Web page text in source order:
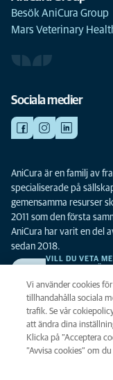
Besök AniCura Group
Mars Veterinary
Sociala medier
AniCura är en familj av
specialiserade på
gemensamma resurser
2011 som den första
AniCura har varit en del
sedan 2018.
VILL DU VETA
Integritet
Legalt
Vi använder cookies
tillhandahålla sociala
trafik. Se vår
att ändra dina
Klicka på ”Acceptera
”Avvisa cookies” om